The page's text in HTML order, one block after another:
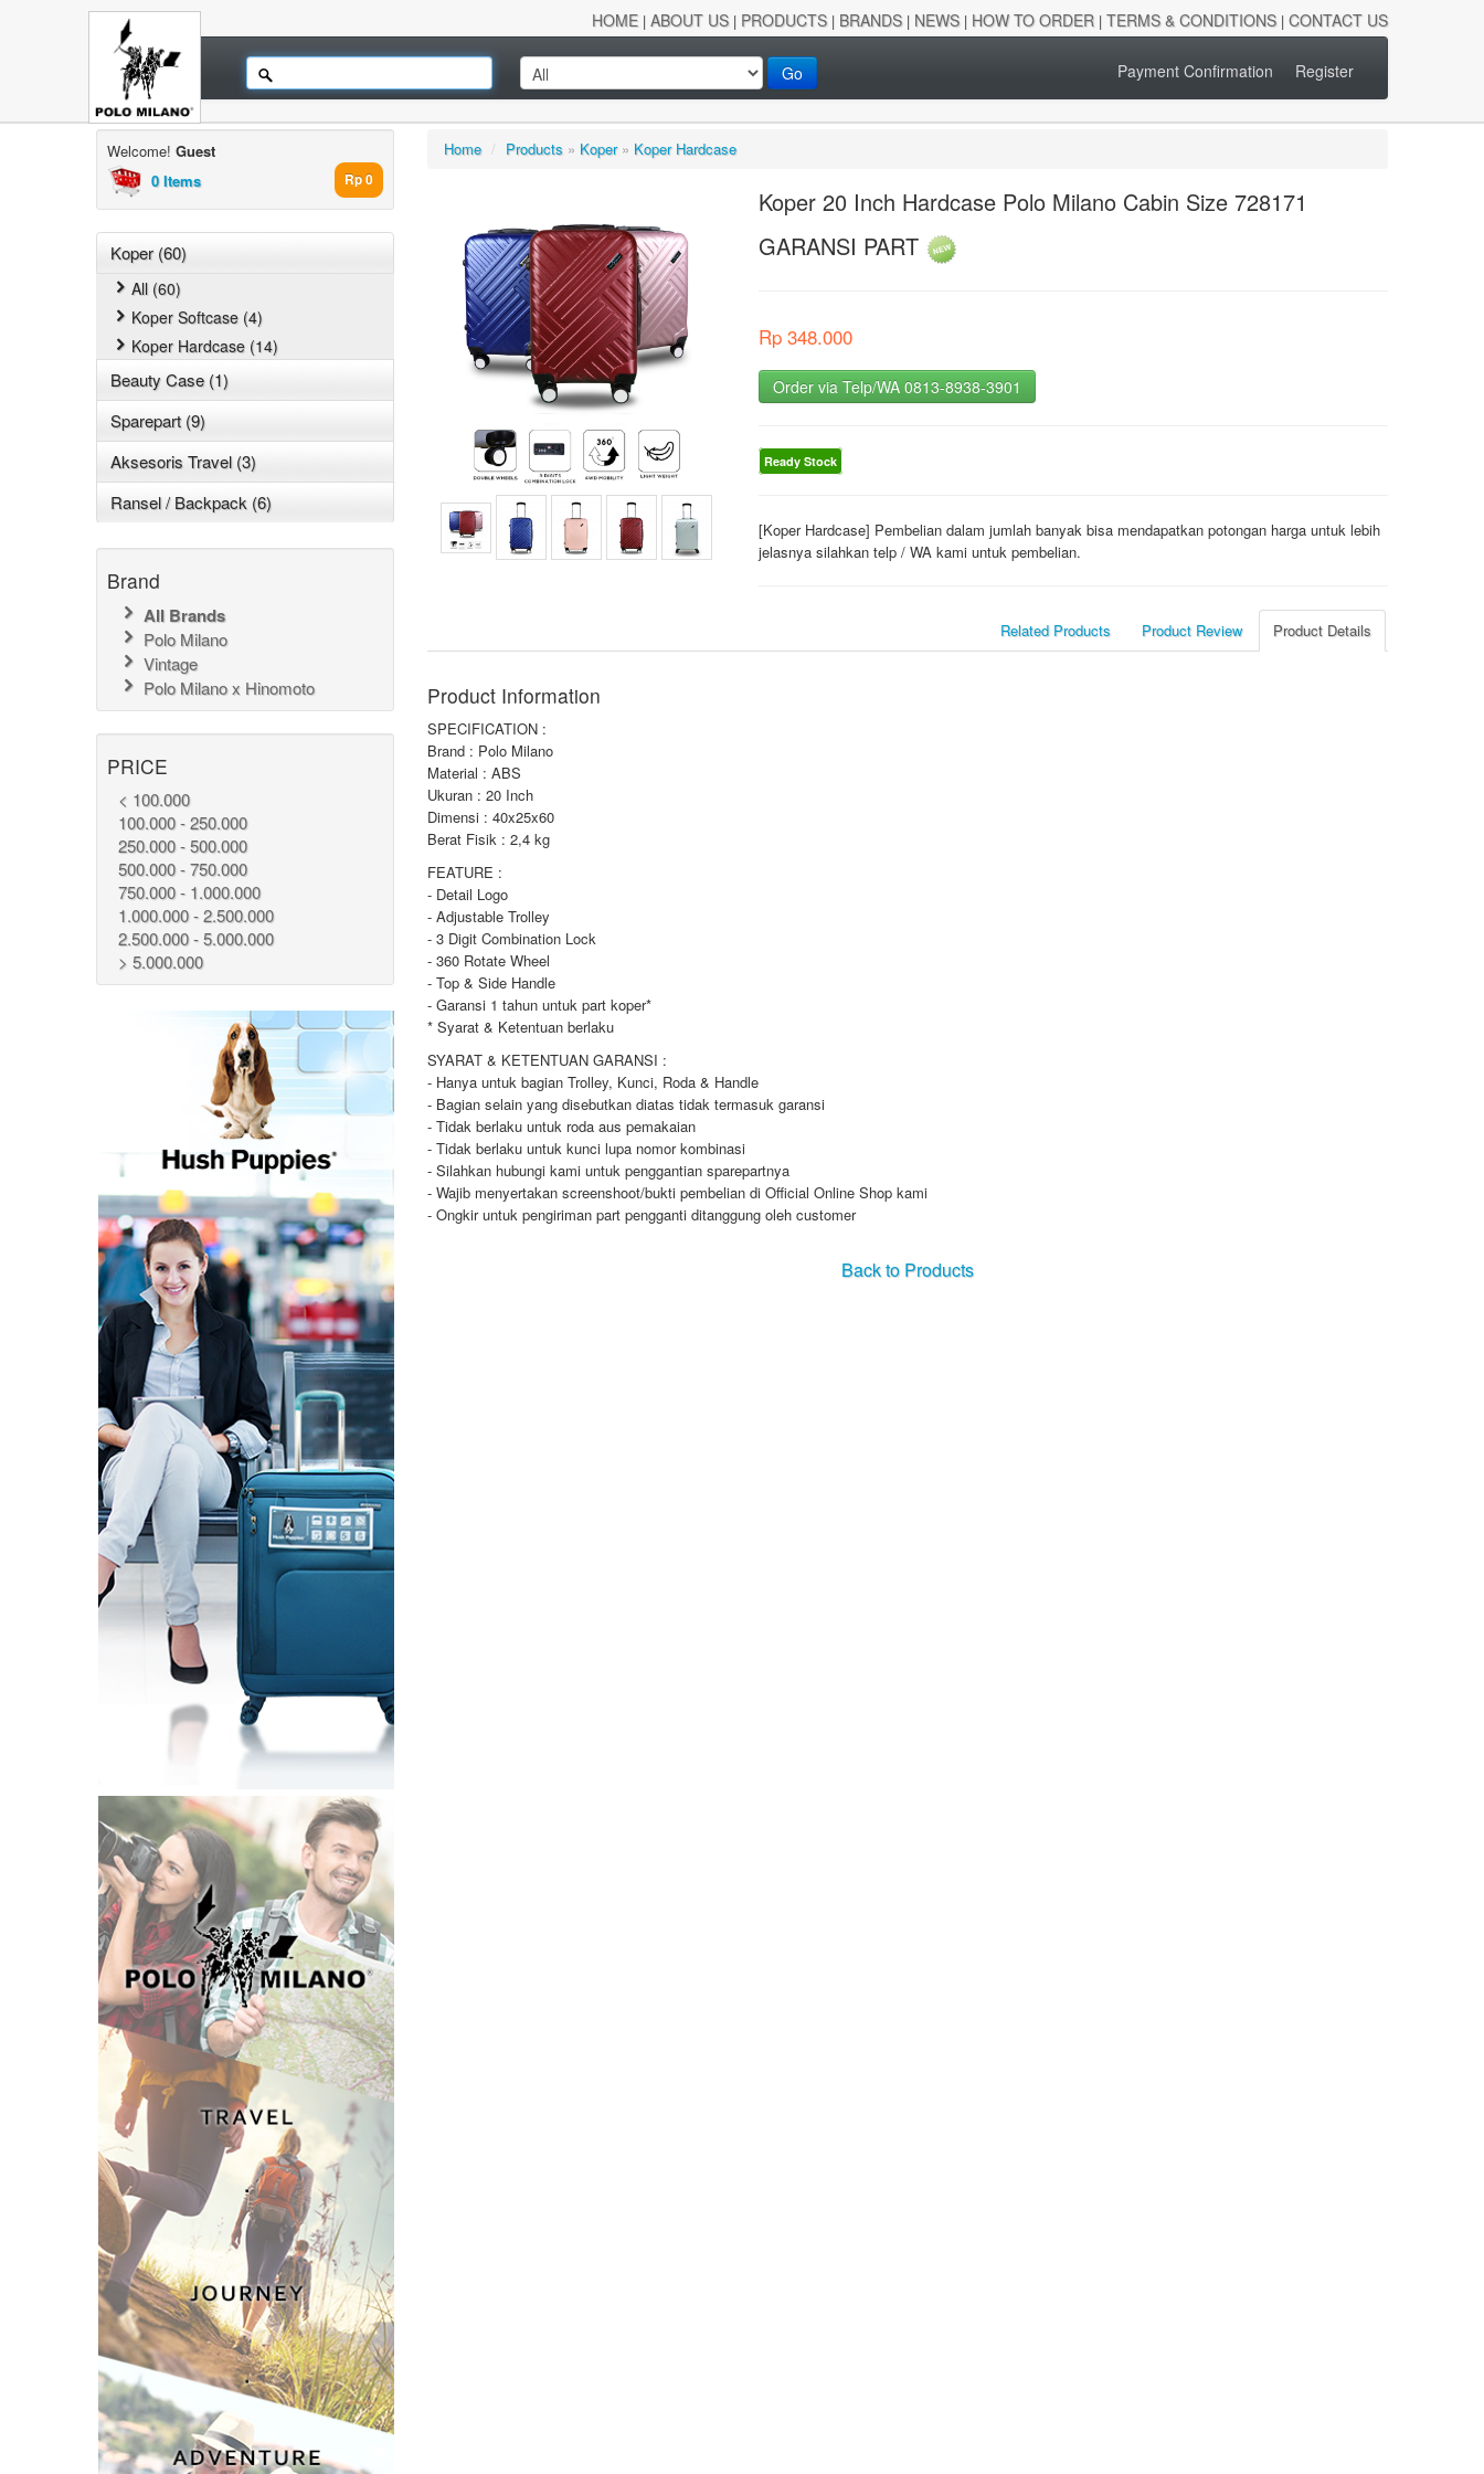
HOME | ABOUT US| PRODUCTS| BRANDS| NEWS| HOW TO ORDER | TERMS & CONDITIONS| CONTACT US
Go Payment Confirmation Register
Welcome! Guest
0 Items
Rp 0
Koper (60)
All (60)
Koper Softcase (4)
Koper Hardcase (14)
Beauty Case (1)
Sparepart (9)
Aksesoris Travel (3)
Ransel / Backpack (6)
Brand
All Brands
Polo Milano
Vintage
Polo Milano x Hinomoto
PRICE
< 100.000
100.000 - 250.000
250.000 - 500.000
500.000 - 750.000
750.000 - 1.000.000
1.000.000 - 2.500.000
2.500.000 - 5.000.000
> 5.000.000
Home / Products » Koper» Koper Hardcase
Koper 20 Inch Hardcase Polo Milano Cabin Size 728171
GARANSI PART
Rp 348.000
Order via Telp/WA 0813-8938-3901
Ready Stock
[Koper Hardcase] Pembelian dalam jumlah banyak bisa mendapatkan potongan harga untuk lebih
jelasnya silahkan telp / WA kami untuk pembelian.
Product Details
Product Review
Related Products
Product Information
SPECIFICATION :
Brand : Polo Milano
Material : ABS
Ukuran : 20 Inch
Dimensi : 40x25x60
Berat Fisik : 2,4 kg
FEATURE :
- Detail Logo
- Adjustable Trolley
- 3 Digit Combination Lock
- 360 Rotate Wheel
- Top & Side Handle
- Garansi 1 tahun untuk part koper*
* Syarat & Ketentuan berlaku
SYARAT & KETENTUAN GARANSI :
- Hanya untuk bagian Trolley, Kunci, Roda & Handle
- Bagian selain yang disebutkan diatas tidak termasuk garansi
- Tidak berlaku untuk roda aus pemakaian
- Tidak berlaku untuk kunci lupa nomor kombinasi
- Silahkan hubungi kami untuk penggantian sparepartnya
- Wajib menyertakan screenshoot/bukti pembelian di Official Online Shop kami
- Ongkir untuk pengiriman part pengganti ditanggung oleh customer
Back to Products